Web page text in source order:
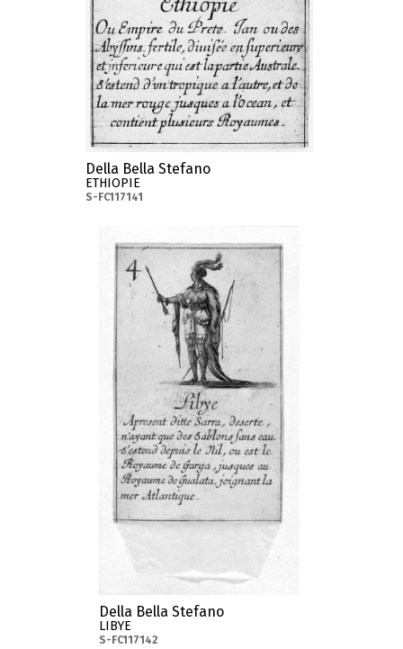
Della Bella Stefano
ETHIOPIE
S-FC117141
Della Bella Stefano
LIBYE
S-FC117142